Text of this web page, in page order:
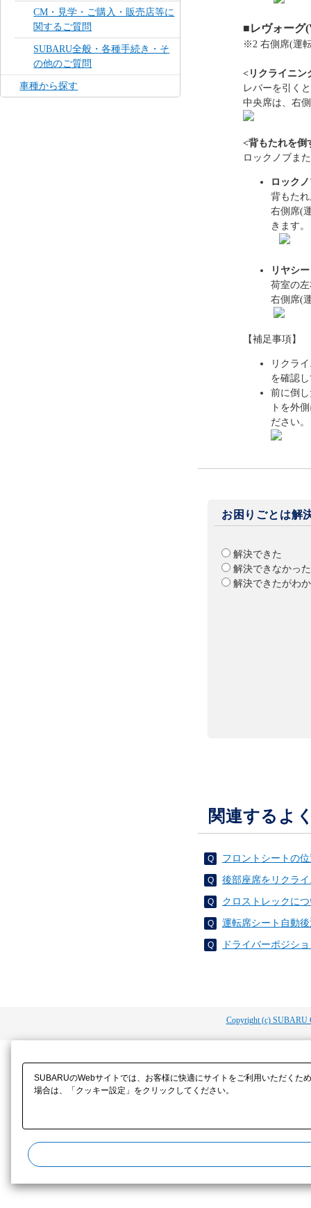
CM・見学・ご購入・販売店等に
関するご質問
SUBARU全般・各種手続き・そ
の他のご質問
車種から探す
■レヴォーグ
※2 右側席(運
<リクライニン
レバーを引く
中央席は、右
<背もたれを倒
ロックノブま
ロック
背もた
右側席(
きます。
リヤシ
荷室の
右側席(
【補足事項】
リクラ
を確認
前に倒
トを外
ださい。
お困りごとは解
解決できた
解決できなかった
解決できたがわ
関連するよ
フロントシートの
後部座席をリクラ
クロストレックに
運転席シート自動
ドライバーポジシ
Copyright (c) SUBARU
SUBARUのWebサイトでは、お客様に快適にサイトをご利用いただく
場合は、「クッキー設定」をクリックしてください。​